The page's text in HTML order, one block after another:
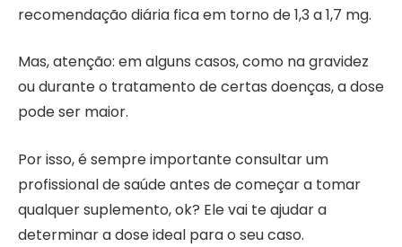
recomendação diária fica em torno de 1,3 a 1,7 mg.
Mas, atenção: em alguns casos, como na gravidez
ou durante o tratamento de certas doenças, a dose
pode ser maior.
Por isso, é sempre importante consultar um
profissional de saúde antes de começar a tomar
qualquer suplemento, ok? Ele vai te ajudar a
determinar a dose ideal para o seu caso.